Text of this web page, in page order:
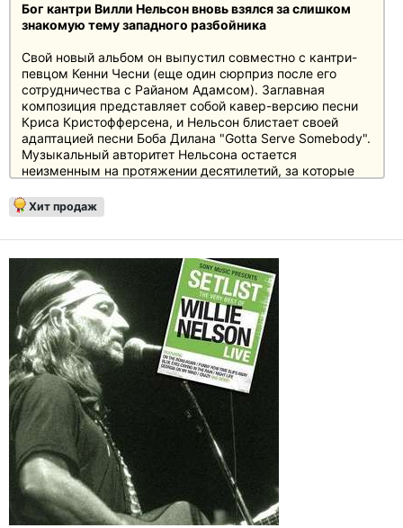
Бог кантри Вилли Нельсон вновь взялся за слишком
знакомую тему западного разбойника
Свой новый альбом он выпустил совместно с кантри-
певцом Кенни Чесни (еще один сюрприз после его
сотрудничества с Райаном Адамсом). Заглавная
композиция представляет собой кавер-версию песни
Криса Кристофферсена, и Нельсон блистает своей
адаптацией песни Боба Дилана "Gotta Serve Somebody".
Музыкальный авторитет Нельсона остается
неизменным на протяжении десятилетий, за которые
Дженнингса и Джонни Кэша. Озорство этого человека
по-прежнему заметно, а его постоянное присутствие в
Хит продаж